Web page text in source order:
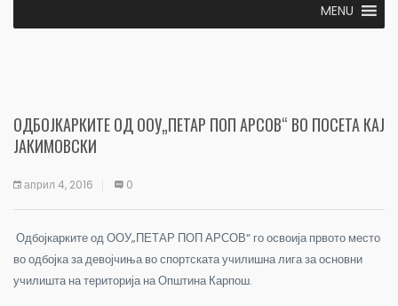
MENU
ОДБОЈКАРКИТЕ ОД ООУ„ПЕТАР ПОП АРСОВ“ ВО ПОСЕТА КАЈ
ЈАКИМОВСКИ
април 4, 2016 0
Одбојкарките од ООУ„ПЕТАР ПОП АРСОВ“ го освоија првото место
во одбојка за девојчиња во спортската училишна лига за основни
училишта на територија на Општина Карпош.